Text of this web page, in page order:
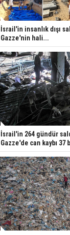
İsrail'in insanlık dışı
Gazze'nin hali...
İsrail'in 264 gündür
Gazze'de can kaybı 37